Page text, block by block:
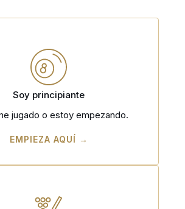
Soy principiante
jugado o estoy empezando.
EMPIEZA AQUÍ →